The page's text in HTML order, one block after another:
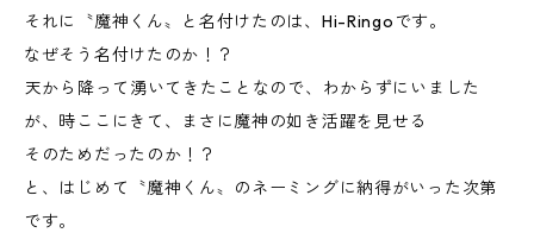
それに〝魔神くん〟と名付けたのは、Hi-Ringoです。
なぜそう名付けたのか！？
︎天から降って湧いてきたことなので、わからずにいました
が、時ここにきて、まさに魔神の如き活躍を見せる
そのためだったのか！？
と、はじめて〝魔神くん〟のネーミングに納得がいった次第
です。